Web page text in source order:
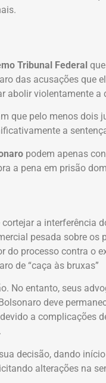
Tribunal Federal
das acusações que
abolir violentamente a
que pelo menos dois
a
podem apenas
a pena em prisão
a interferência
pesada sobre os
do processo contra o
de “caça às bruxas”
No entanto, seus
deve
a complicações
decisão, dando
alterações na